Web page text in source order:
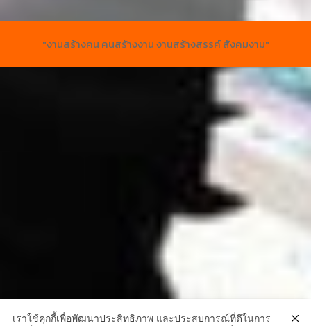
"งานสร้างคน คนสร้างงาน งานสร้างสรรค์ สังคมงาม"
เราใช้คุกกี้เพื่อพัฒนาประสิทธิภาพ และประสบการณ์ที่ดีในการ